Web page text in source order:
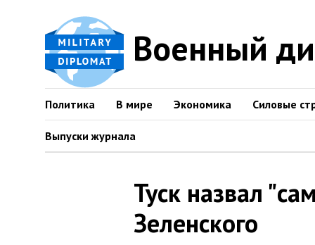
Военный
Политика В мире Экономика Силовые
Выпуски журнала
Туск назвал
Зеленского